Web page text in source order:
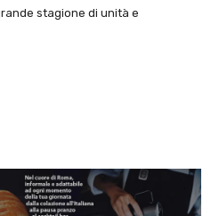
stagione di unità e